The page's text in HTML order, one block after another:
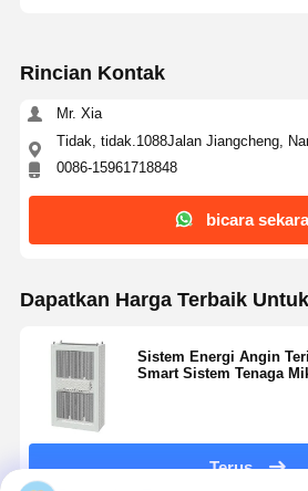
Kontrol
Pembangkit Tenaga Surya Portabel
Sistem Penyimpanan Energi
Pompa Panas PVT
Penawaran Panas
Peralatan Rumah Tangga
Lampu Dekorasi
Rincian Kontak
Mr. Xia
Tidak, tidak.1088Jalan Jiangcheng,
0086-15961718848
bicara
Dapatkan Harga Terbaik Untuk
Sistem Energi Angin
Smart Sistem Tenaga
Terus